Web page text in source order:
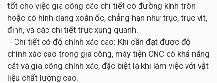
tốt cho việc gia công các chi tiết có đường kính tròn
hoặc có hình dạng xoắn ốc, chẳng hạn như trục, trục vít,
đinh, và các chi tiết trục xung quanh.
- Chi tiết có độ chính xác cao: Khi cần đạt được độ
chính xác cao trong gia công, máy tiện CNC có khả năng
cắt và gia công chính xác, đặc biệt là khi làm việc với vật
liệu chất lượng cao.